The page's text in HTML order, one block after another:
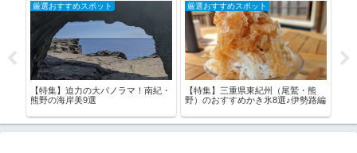
厳選おすすめスポット
【特集】迫力の大パノラマ！南紀・
熊野の海岸美9選
厳選おすすめスポット
【特集】三重県東紀州（尾鷲・熊
野）のおすすめかき氷8選♪伊勢路編